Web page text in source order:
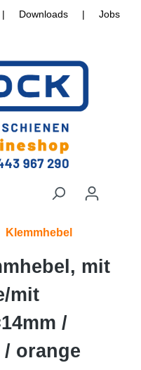
| Downloads | Jobs
Klemmhebel
mit
mit
/
/ orange